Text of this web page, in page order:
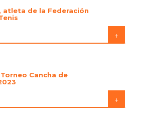
atleta de la Federación
+
Cancha de
+